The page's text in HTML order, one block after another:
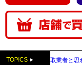
TOPICS
が先払い買取業者と思われ